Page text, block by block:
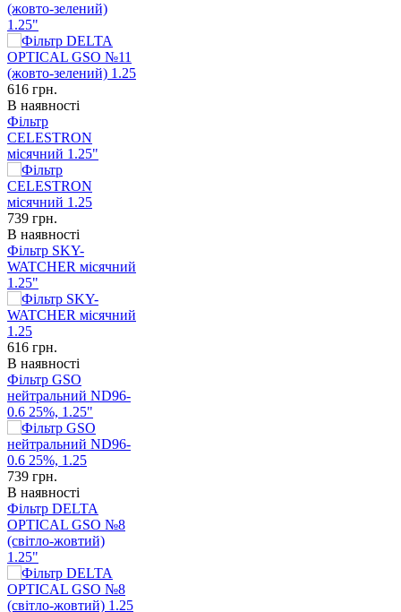
(жовто-зелений)
1.25"
616 грн.
В наявності
Фільтр
CELESTRON
місячний 1.25"
739 грн.
В наявності
Фільтр SKY-
WATCHER місячний
1.25"
616 грн.
В наявності
Фільтр GSO
нейтральний ND96-
0.6 25%, 1.25"
739 грн.
В наявності
Фільтр DELTA
OPTICAL GSO №8
(світло-жовтий)
1.25"